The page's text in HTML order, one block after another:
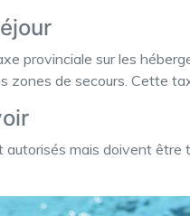
provinciale sur les
zones de secours. Cette
autorisés mais doivent être